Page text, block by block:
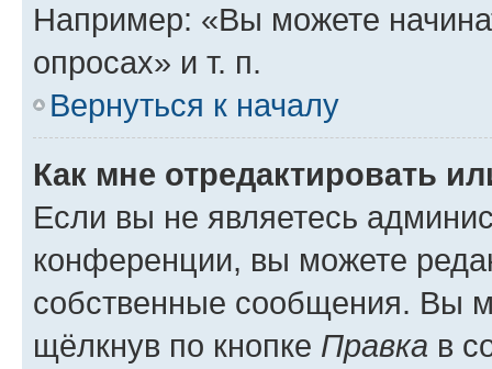
Например: «Вы можете
опросах» и т. п.
Вернуться к началу
Как мне отредактировать
Если вы не являетесь
конференции, вы можете
собственные сообщения. Вы
щёлкнув по кнопке Правка в